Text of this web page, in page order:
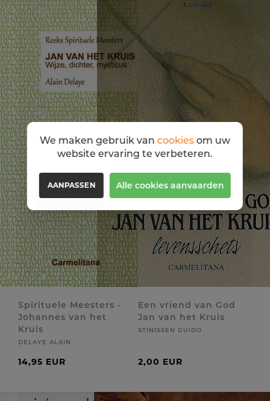
Spirituele Meesters -
Johannes van het
Kruis
DELAYE ALAIN
14,95 EUR
Een vriend van God
Jan van het Kruis
STINISSEN GUIDO
2,00 EUR
We maken gebruik van cookiesom uw
website ervaring te verbeteren.
AANPASSEN Alle cookies aanvaarden